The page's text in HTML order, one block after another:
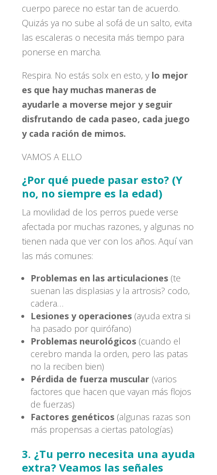
cuerpo parece no estar tan de acuerdo.
Quizás ya no sube al sofá de un salto, evita
las escaleras o necesita más tiempo para
ponerse en marcha.
Respira. No estás solx en esto, y lo mejor
es que hay muchas maneras de
ayudarle a moverse mejor y seguir
disfrutando de cada paseo, cada juego
y cada ración de mimos.
VAMOS A ELLO
¿Por qué puede pasar esto? (Y
no, no siempre es la edad)
La movilidad de los perros puede verse
afectada por muchas razones, y algunas no
tienen nada que ver con los años. Aquí van
las más comunes:
Problemas en las articulaciones(te
suenan las displasias y la artrosis? codo,
cadera…
Lesiones y operaciones(ayuda extra si
ha pasado por quirófano)
Problemas neurológicos(cuando el
cerebro manda la orden, pero las patas
no la reciben bien)
Pérdida de fuerza muscular(varios
factores que hacen que vayan más flojos
de fuerzas)
Factores genéticos(algunas razas son
más propensas a ciertas patologías)
3. ¿Tu perro necesita una ayuda
extra? Veamos las señales